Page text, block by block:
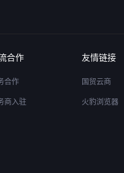
合作
合作
商入驻
友情链接
国贸云商
火豹浏览器